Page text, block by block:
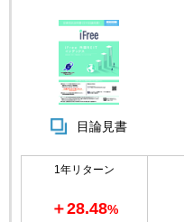
目論見書
1年リターン
＋28.48%